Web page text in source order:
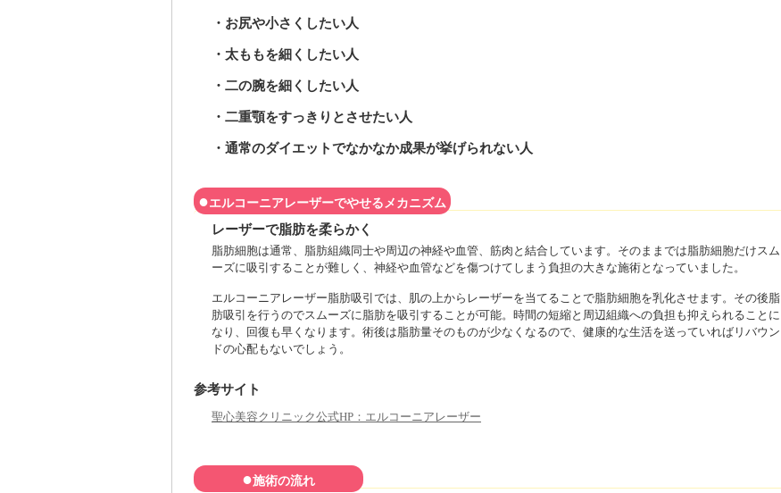
・お尻や小さくしたい人
・太ももを細くしたい人
・二の腕を細くしたい人
・二重顎をすっきりとさせたい人
・通常のダイエットでなかなか成果が挙げられない人
●エルコーニアレーザーでやせるメカニズム
レーザーで脂肪を柔らかく
脂肪細胞は通常、脂肪組織同士や周辺の神経や血管、筋肉と結合しています。そのままでは脂肪細胞だけスム
ーズに吸引することが難しく、神経や血管などを傷つけてしまう負担の大きな施術となっていました。
エルコーニアレーザー脂肪吸引では、肌の上からレーザーを当てることで脂肪細胞を乳化させます。その後脂
肪吸引を行うのでスムーズに脂肪を吸引することが可能。時間の短縮と周辺組織への負担も抑えられることに
なり、回復も早くなります。術後は脂肪量そのものが少なくなるので、健康的な生活を送っていればリバウン
ドの心配もないでしょう。
参考サイト
聖心美容クリニック公式HP：エルコーニアレーザー
●施術の流れ